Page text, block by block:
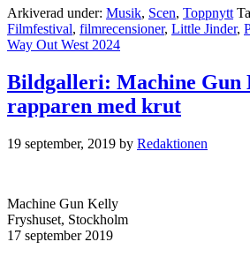
Arkiverad under: Musik, Scen, Toppnytt
Filmfestival, filmrecensioner, Little Jinder,
Way Out West 2024
Bildgalleri: Machine Gun
rapparen med krut
19 september, 2019 by Redaktionen
Machine Gun Kelly
Fryshuset, Stockholm
17 september 2019